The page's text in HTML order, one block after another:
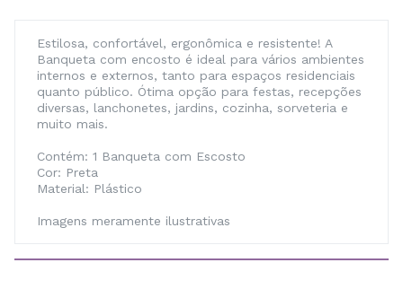
Estilosa, confortável, ergonômica e resistente! A
Banqueta com encosto é ideal para vários ambientes
internos e externos, tanto para espaços residenciais
quanto público. Ótima opção para festas, recepções
diversas, lanchonetes, jardins, cozinha, sorveteria e
muito mais.
Contém: 1 Banqueta com Escosto
Cor: Preta
Material: Plástico
Imagens meramente ilustrativas